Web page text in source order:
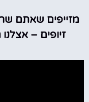
מזייפים שאתם
זיופים –